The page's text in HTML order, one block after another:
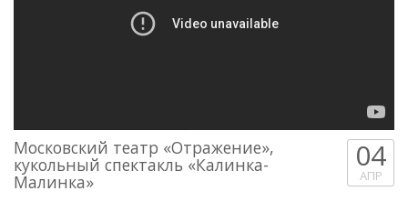
Московский театр «Отражение»,
кукольный спектакль «Калинка-
Малинка»
04
АПР